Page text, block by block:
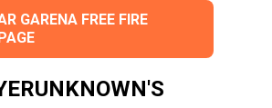
GARENA FREE FIRE